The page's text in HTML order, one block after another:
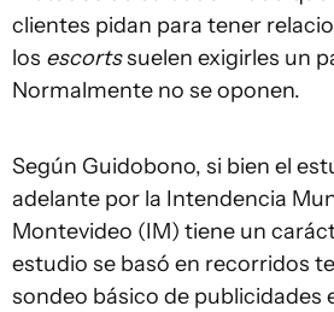
clientes pidan para tener
los escortssuelen exigirles un
Normalmente no se oponen.
Según Guidobono, si bien el
adelante por la Intendencia
Montevideo (IM) tiene un
estudio se basó en recorridos
sondeo básico de publicidades